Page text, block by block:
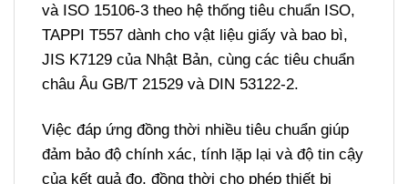
và ISO 15106-3 theo hệ thống tiêu chuẩn ISO,
TAPPI T557 dành cho vật liệu giấy và bao bì,
JIS K7129 của Nhật Bản, cùng các tiêu chuẩn
châu Âu GB/T 21529 và DIN 53122-2.
Việc đáp ứng đồng thời nhiều tiêu chuẩn giúp
đảm bảo độ chính xác, tính lặp lại và độ tin cậy
của kết quả đo, đồng thời cho phép thiết bị